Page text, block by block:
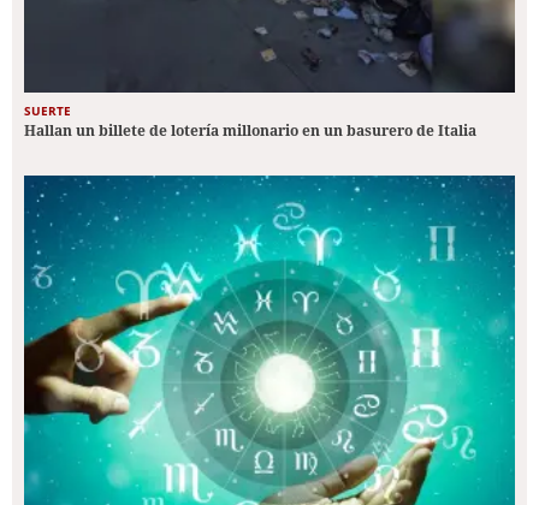
SUERTE
Hallan un billete de lotería millonario en un basurero de Italia